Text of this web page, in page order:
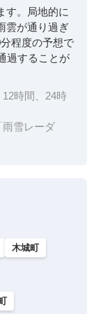
す。局地的に
雲が通り過ぎ
程度の予想で
過することが
12時間、24時
雪レーダ
木城町